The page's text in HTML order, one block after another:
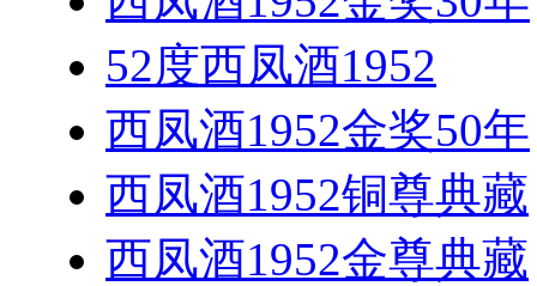
52度西凤酒1952
西凤酒1952金奖50年
西凤酒1952铜尊典藏
西凤酒1952金尊典藏